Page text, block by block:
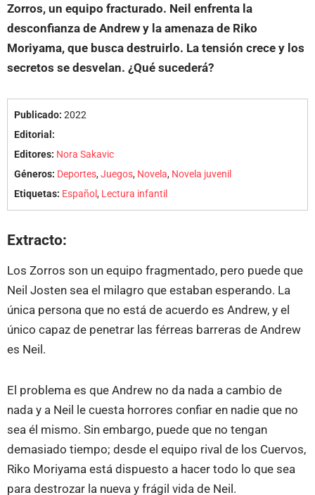
Zorros, un equipo fracturado. Neil enfrenta la
desconfianza de Andrew y la amenaza de Riko
Moriyama, que busca destruirlo. La tensión crece y los
secretos se desvelan. ¿Qué sucederá?
Publicado: 2022
Editorial:
Editores: Nora Sakavic
Géneros: Deportes,Juegos, Novela, Novela juvenil
Etiquetas: Español, Lectura infantil
Extracto:
Los Zorros son un equipo fragmentado, pero puede que
Neil Josten sea el milagro que estaban esperando. La
única persona que no está de acuerdo es Andrew, y el
único capaz de penetrar las férreas barreras de Andrew
es Neil.
El problema es que Andrew no da nada a cambio de
nada y a Neil le cuesta horrores confiar en nadie que no
sea él mismo. Sin embargo, puede que no tengan
demasiado tiempo; desde el equipo rival de los Cuervos,
Riko Moriyama está dispuesto a hacer todo lo que sea
para destrozar la nueva y frágil vida de Neil.